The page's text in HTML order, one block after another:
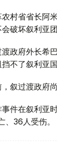
村省省长阿
破坏叙利亚团
政府外长希
不了叙利亚
叙过渡政府
件在叙利亚
、36人受伤。